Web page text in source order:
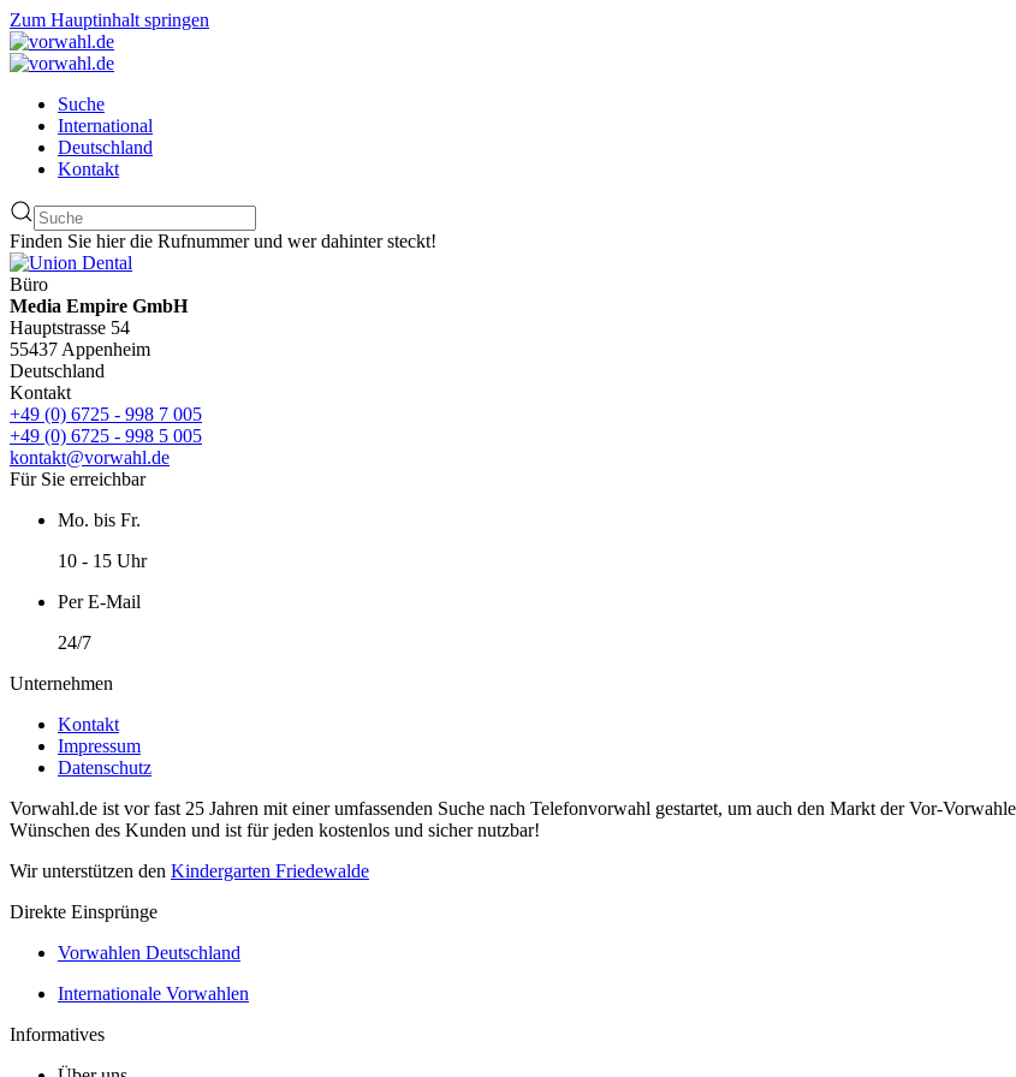
Zum Hauptinhalt springen
Suche
International
Deutschland
Kontakt
Finden Sie hier die Rufnummer und wer dahinter steckt!
Büro
Media Empire GmbH
Hauptstrasse 54
55437 Appenheim
Deutschland
Kontakt
+49 (0) 6725 - 998 7 005
+49 (0) 6725 - 998 5 005
kontakt@vorwahl.de
Für Sie erreichbar
Mo. bis Fr.
10 - 15 Uhr
Per E-Mail
24/7
Unternehmen
Kontakt
Impressum
Datenschutz
Vorwahl.de ist vor fast 25 Jahren mit einer umfassenden Suche nach Telefonvorwahl gestartet, um auch den Markt der Vor-
Wünschen des Kunden und ist für jeden kostenlos und sicher nutzbar!
Wir unterstützen den Kindergarten Friedewalde
Direkte Einsprünge
Vorwahlen Deutschland
Internationale Vorwahlen
Informatives